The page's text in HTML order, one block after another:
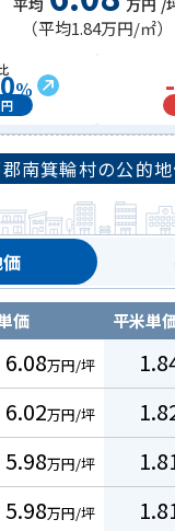
平均 万円 /
（平均1.84万円/㎡）
%
円
南箕輪村の公的
価 平米単
6.08万円/坪
6.02万円/坪
5.98万円/坪
5.98万円/坪